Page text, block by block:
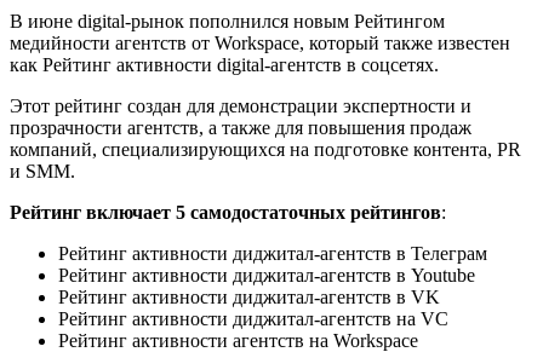
В июне digital-рынок пополнился новым Рейтингом
медийности агентств от Workspace, который также известен
как Рейтинг активности digital-агентств в соцсетях.
Этот рейтинг создан для демонстрации экспертности и
прозрачности агентств, а также для повышения продаж
компаний, специализирующихся на подготовке контента, PR
и SMM.
Рейтинг включает 5 самодостаточных рейтингов:
Рейтинг активности диджитал-агентств в Телеграм
Рейтинг активности диджитал-агентств в Youtube
Рейтинг активности диджитал-агентств в VK
Рейтинг активности диджитал-агентств на VC
Рейтинг активности агентств на Workspace